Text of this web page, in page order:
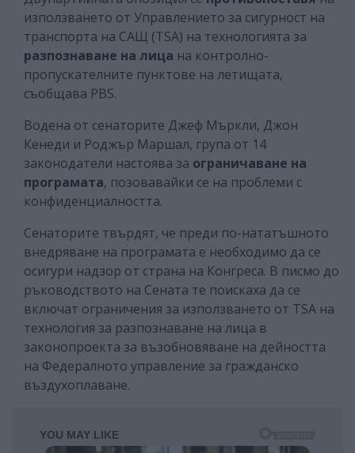
използването от Управлението за сигурност на
транспорта на САЩ (TSA) на технологията за
разпознаване на лица на контролно-
пропускателните пунктове на летищата,
съобщава PBS.
Водена от сенаторите Джеф Мъркли, Джон
Кенеди и Роджър Маршал, група от 14
законодатели настоява за ограничаване на
програмата, позовавайки се на проблеми с
конфиденциалността.
Сенаторите твърдят, че преди по-нататъшното
внедряване на програмата е необходимо да се
осигури надзор от страна на Конгреса. В писмо до
ръководството на Сената те поискаха да се
включат ограничения за използването от TSA на
технология за разпознаване на лица в
законопроекта за възобновяване на дейността
на Федералното управление за гражданско
въздухоплаване.